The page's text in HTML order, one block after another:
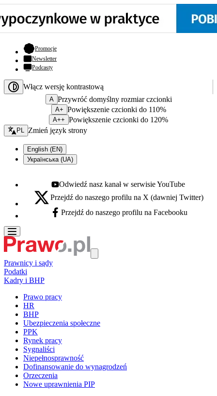
Promocje- otwiera się w nowej karcie
Newsletter
Podcasty
Włącz wersję kontrastową
A Przywróć domyślny rozmiar czcionki
A+ Powiększenie czcionki do 110%
A++ Powiększenie czcionki do 120%
Zmień język - bieżący:
PL Zmień język strony
English (EN)
Українська (UA)
Youtube - otwiera się w nowej karcie
Odwiedź nasz kanał w serwisie YouTube
X - otwiera się w nowej karcie
Przejdź do naszego profilu na X (dawniej Twitter)
Facebook - otwiera się w nowej karcie
Przejdź do naszego profilu na Facebooku
Prawnicy i sądy
Podatki
Kadry i BHP
Prawo pracy
HR
BHP
Ubezpieczenia społeczne
PPK
Rynek pracy
Sygnaliści
Niepełnosprawność
Dofinansowanie do wynagrodzeń
Orzeczenia
Nowe uprawnienia PIP